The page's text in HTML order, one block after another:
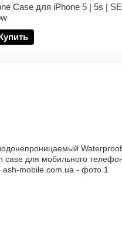
Case для iPhone 5 | 5s | SE